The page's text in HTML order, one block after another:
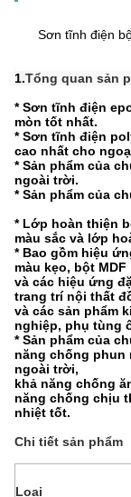
Sơn tĩnh điện
1.Tổng quan sản
* Sơn tĩnh điện
mòn tốt nhất.
* Sơn tĩnh điện
cao nhất cho
* Sản phẩm của
ngoài trời.
* Sản phẩm của
* Lớp hoàn thiện
màu sắc và lớp
* Bao gồm hiệu
màu kẹo, bột MDF
và các hiệu ứng
trang trí nội thất
và các sản phẩm
nghiệp, phụ tùng
* Sản phẩm của
năng chống phun
ngoài trời,
khả năng chống
năng chống chịu
nhiệt tốt.
Chi tiết sản phẩm
Loại